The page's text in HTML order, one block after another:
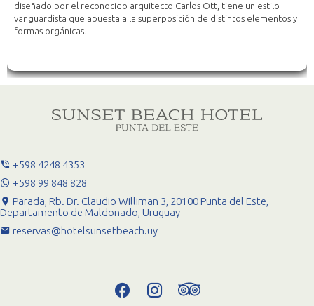
diseñado por el reconocido arquitecto Carlos Ott, tiene un estilo
vanguardista que apuesta a la superposición de distintos elementos y
formas orgánicas.
+598 4248 4353
+598 99 848 828
Parada, Rb. Dr. Claudio Williman 3, 20100 Punta del Este,
Departamento de Maldonado, Uruguay
reservas@hotelsunsetbeach.uy